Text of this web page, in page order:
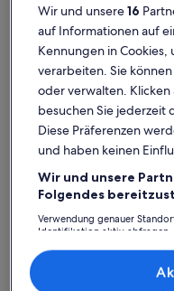
Weitere Infos zu
Wir und unsere16
auf Informationen auf
Kennungen in
verarbeiten. Sie
oder verwalten.
besuchen Sie jederzeit
Diese Präferenzen
und haben keinen
Wir und unsere
Folgendes
Verwendung genauer
Identifikation aktiv
Inhalte, Messung von
Zielgruppenforschung sowie